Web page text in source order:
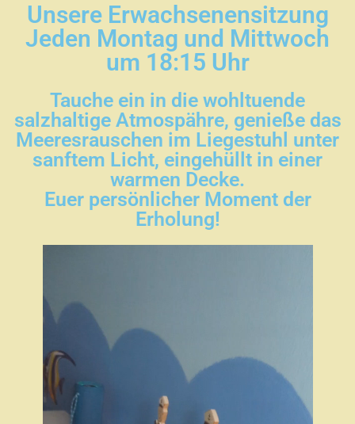
Unsere Erwachsenensitzung
Jeden Montag und Mittwoch
um 18:15 Uhr
Tauche ein in die wohltuende
salzhaltige Atmospähre, genieße das
Meeresrauschen im Liegestuhl unter
sanftem Licht, eingehüllt in einer
warmen Decke.
Euer persönlicher Moment der
Erholung!